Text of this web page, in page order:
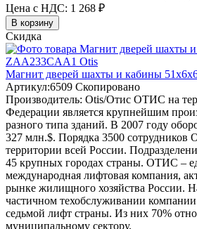
Цена с НДС: 1 268 ₽
В корзину
Скидка
Магнит дверей шахты и кабины
Артикул:6509 Скопировано
Производитель: Otis/Отис ОТИС на
Федерации является крупнейшим
разного типа зданий. В 2007 году
327 млн.$. Порядка 3500 сотрудников
территории всей России.
45 крупных городах страны. ОТИС –
международная лифтовая компания,
рынке жилищного хозяйства России.
частичном техобслуживании
седьмой лифт страны. Из них 70%
муниципальному сектору.